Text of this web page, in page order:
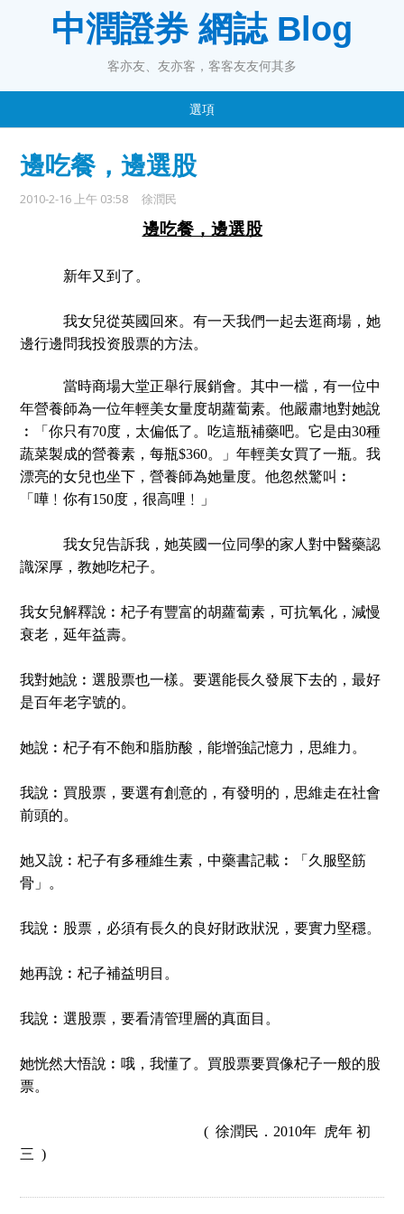
中潤證券 網誌 Blog
客亦友、友亦客，客客友友何其多
選項
邊吃餐，邊選股
2010-2-16 上午 03:58 徐潤民
邊吃餐，邊選股
新年又到了。
我女兒從英國回來。有一天我們一起去逛商場，她
邊行邊問我投资股票的方法。
當時商場大堂正舉行展銷會。其中一檔，有一位中
年營養師為一位年輕美女量度胡蘿蔔素。他嚴肅地對她說
︰「你只有70度，太偏低了。吃這瓶補藥吧。它是由30種
蔬菜製成的營養素，每瓶$360。」年輕美女買了一瓶。我
漂亮的女兒也坐下，營養師為她量度。他忽然驚叫︰
「嘩﹗你有150度，很高哩﹗」
我女兒告訴我，她英國一位同學的家人對中醫藥認
識深厚，教她吃杞子。
我女兒解釋說︰杞子有豐富的胡蘿蔔素，可抗氧化，減慢
衰老，延年益壽。
我對她說︰選股票也一樣。要選能長久發展下去的，最好
是百年老字號的。
她說︰杞子有不飽和脂肪酸，能增強記憶力，思維力。
我說︰買股票，要選有創意的，有發明的，思維走在社會
前頭的。
她又說︰杞子有多種維生素，中藥書記載︰「久服堅筋
骨」。
我說︰股票，必須有長久的良好財政狀況，要實力堅穩。
她再說︰杞子補益明目。
我說︰選股票，要看清管理層的真面目。
她恍然大悟說︰哦，我懂了。買股票要買像杞子一般的股
票。
(徐潤民． 2010年 虎年 初
三 )